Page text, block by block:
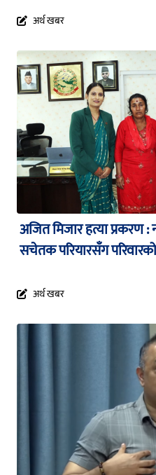
अर्थ खबर
अजित मिजार हत्या प्रकरण :
सचेतक परियारसँग
अर्थ खबर